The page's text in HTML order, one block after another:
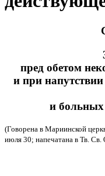
пред обетом
и при
и
(Говорена в Мариинской
июля 30; напечатана в Тв. Св.